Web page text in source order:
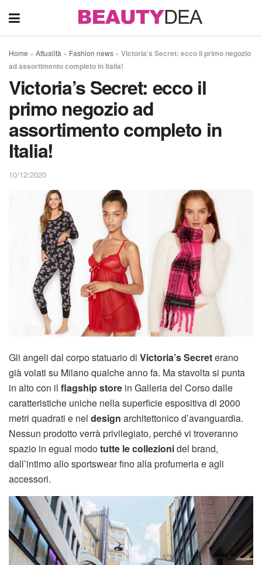
Home » Attualità » Fashion news » Victoria’s Secret: ecco il primo negozio
ad assortimento completo in Italia!
Victoria’s Secret: ecco il
primo negozio ad
assortimento completo in
Italia!
10/12/2020
Gli angeli dal corpo statuario di Victoria’s Secreterano
già volati su Milano qualche anno fa. Ma stavolta si punta
in alto con il flagship store in Galleria del Corso dalle
caratteristiche uniche nella superficie espositiva di 2000
metri quadrati e nel design architettonico d’avanguardia.
Nessun prodotto verrà privilegiato, perché vi troveranno
spazio in egual modotutte le collezionidel brand,
dall’intimo allo sportswear fino alla profumeria e agli
accessori.